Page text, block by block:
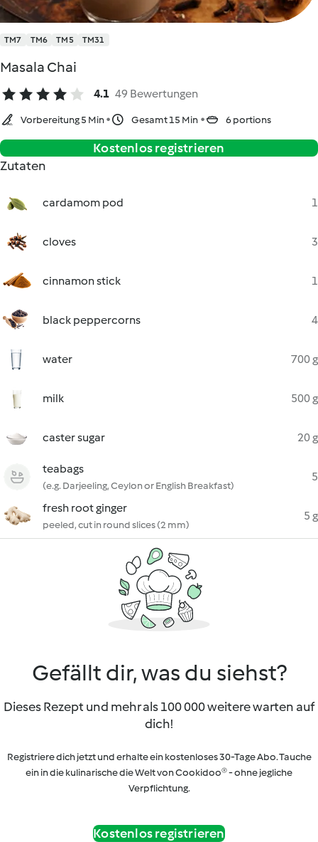
TM7 TM6 TM5 TM31
Masala Chai
4.1 49 Bewertungen
Vorbereitung 5 Min Gesamt 15 Min 6 portions
Kostenlos registrieren
Zutaten
cardamom pod 1
cloves 3
cinnamon stick 1
black peppercorns 4
water 700 g
milk 500 g
caster sugar 20 g
teabags
(e.g. Darjeeling, Ceylon or English Breakfast)
5
fresh root ginger
peeled, cut in round slices (2 mm)
5 g
Gefällt dir, was du siehst?
Dieses Rezept und mehr als 100 000 weitere warten auf
dich!
Registriere dich jetzt und erhalte ein kostenloses 30-Tage Abo. Tauche
ein in die kulinarische die Welt von Cookidoo® - ohne jegliche
Verpflichtung.
Kostenlos registrieren